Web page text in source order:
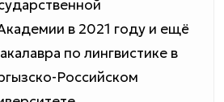
в 2021 году и ещё
по лингвистике в
Российском